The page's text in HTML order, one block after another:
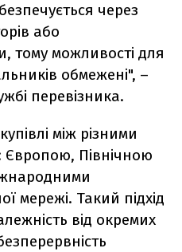
через
або
тому можливості для
обмежені", –
перевізника.
між різними
Європою, Північною
мережі. Такий підхід
від окремих